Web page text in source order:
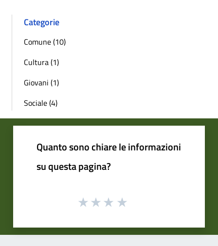
Categorie
Comune (10)
Cultura (1)
Giovani (1)
Sociale (4)
Quanto sono chiare le informazioni
su questa pagina?